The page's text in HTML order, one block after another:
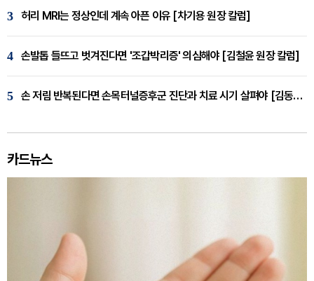
3 허리 MRI는 정상인데 계속 아픈 이유 [차기용 원장 칼럼]
4 손발톱 들뜨고 벗겨진다면 '조갑박리증' 의심해야 [김철윤 원장 칼럼]
5 손 저림 반복된다면 손목터널증후군 진단과 치료 시기 살펴야 [김동현 원장 칼럼]
카드뉴스